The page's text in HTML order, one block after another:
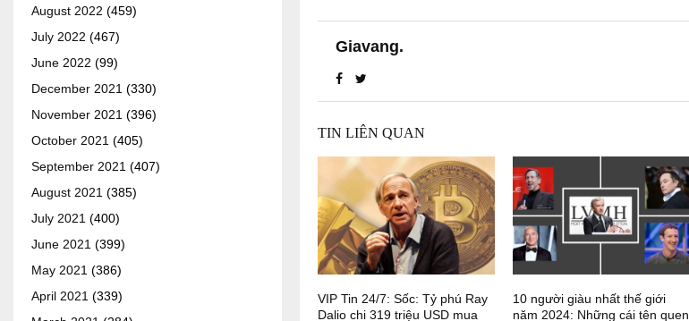
Giavang.
TIN LIÊN QUAN
VIP Tin 24/7: Sốc: Tỷ phú Ray
Dalio chi 319 triệu USD mua
10 người giàu nhất thế giới
năm 2024: Những cái tên quen
August 2022 (459)
July 2022 (467)
June 2022 (99)
December 2021 (330)
November 2021 (396)
October 2021 (405)
September 2021 (407)
August 2021 (385)
July 2021 (400)
June 2021 (399)
May 2021 (386)
April 2021 (339)